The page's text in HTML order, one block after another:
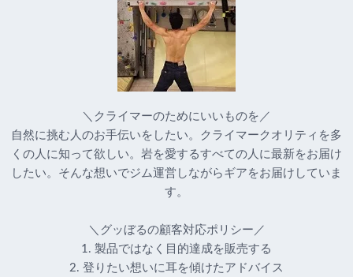
＼クライマーのためにいいものを／
自然に挑む人のお手伝いをしたい。クライマークオリティを多
くの人に知って欲しい。岩を愛するすべての人に最新をお届け
したい。そんな想いでジム運営しながらギアをお届けしていま
す。
＼グッぼるの顧客対応ポリシー／
1. 製品ではなく目的達成を販売する
2. 登りたい想いに耳を傾けたアドバイス